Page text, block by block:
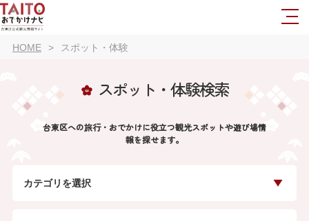
HOME スポット・体験
スポット・体験検索
台東区への旅行・おでかけに役立つ観光スポットや遊び場情
報を探せます。
カテゴリを選択